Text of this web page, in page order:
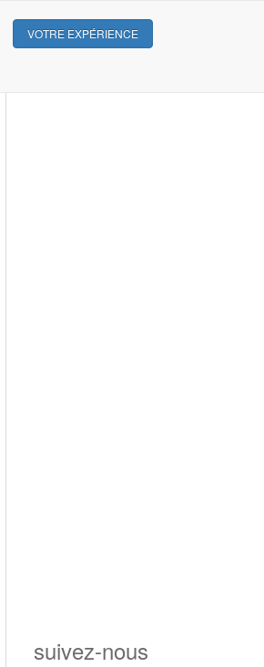
VOTRE EXPÉRIENCE
suivez-nous